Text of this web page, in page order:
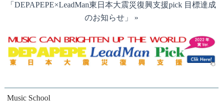
店頭在庫分 LeD28hrs 完成
K.Country
MK様 LeD11rs/Cst 完成
2023.08.17
店頭在庫分 LeD28hrs 制作工程
「DEPAPEPE×LeadMan東日本大震災復興支援pick 目標達成
のお知らせ」 »
Music School